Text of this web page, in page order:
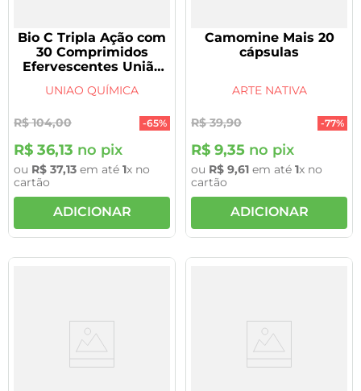
Bio C Tripla Ação com
30 Comprimidos
Efervescentes União
Química
UNIAO QUÍMICA
R$ 104,00 -65%
R$ 36,13 no pix
ou R$ 37,13 em até 1x no
cartão
ADICIONAR
Camomine Mais 20
cápsulas
ARTE NATIVA
R$ 39,90 -77%
R$ 9,35 no pix
ou R$ 9,61 em até 1x no
cartão
ADICIONAR